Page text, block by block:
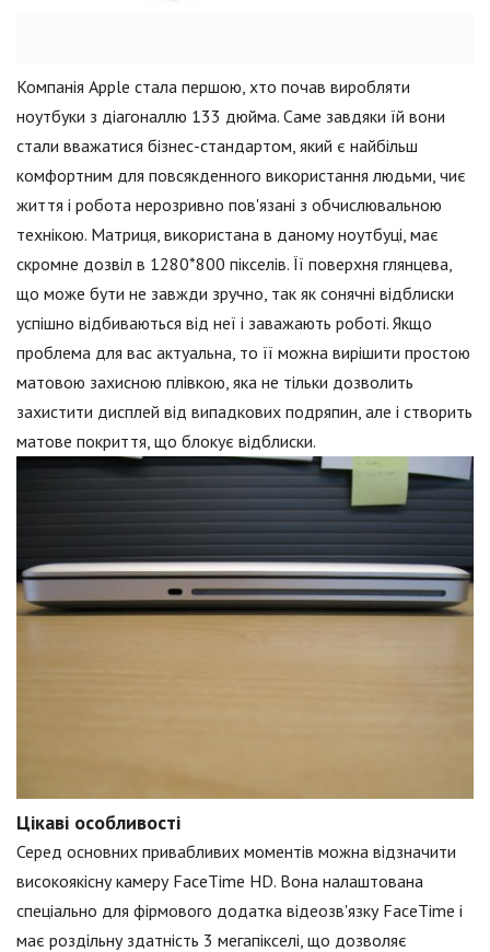
Компанія Apple стала першою, хто почав виробляти
ноутбуки з діагоналлю 133 дюйма. Саме завдяки їй вони
стали вважатися бізнес-стандартом, який є найбільш
комфортним для повсякденного використання людьми, чиє
життя і робота нерозривно пов'язані з обчислювальною
технікою. Матриця, використана в даному ноутбуці, має
скромне дозвіл в 1280*800 пікселів. Її поверхня глянцева,
що може бути не завжди зручно, так як сонячні відблиски
успішно відбиваються від неї і заважають роботі. Якщо
проблема для вас актуальна, то її можна вирішити простою
матовою захисною плівкою, яка не тільки дозволить
захистити дисплей від випадкових подряпин, але і створить
матове покриття, що блокує відблиски.
Цікаві особливості
Серед основних привабливих моментів можна відзначити
високоякісну камеру FaceTime HD. Вона налаштована
спеціально для фірмового додатка відеозв'язку FaceTime і
має роздільну здатність 3 мегапікселі, що дозволяє